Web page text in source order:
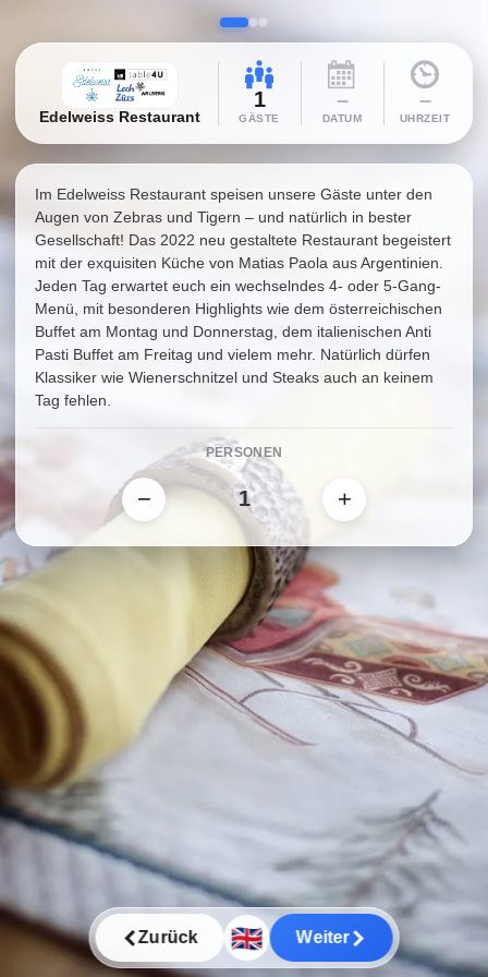
Edelweiss Restaurant
1
GÄSTE
–
DATUM
–
UHRZEIT
Im Edelweiss Restaurant speisen unsere Gäste unter den
Augen von Zebras und Tigern – und natürlich in bester
Gesellschaft! Das 2022 neu gestaltete Restaurant begeistert
mit der exquisiten Küche von Matias Paola aus Argentinien.
Jeden Tag erwartet euch ein wechselndes 4- oder 5-Gang-
Menü, mit besonderen Highlights wie dem österreichischen
Buffet am Montag und Donnerstag, dem italienischen Anti
Pasti Buffet am Freitag und vielem mehr. Natürlich dürfen
Klassiker wie Wienerschnitzel und Steaks auch an keinem
Tag fehlen.
PERSONEN
− +
Zurück 🇬🇧 Weiter